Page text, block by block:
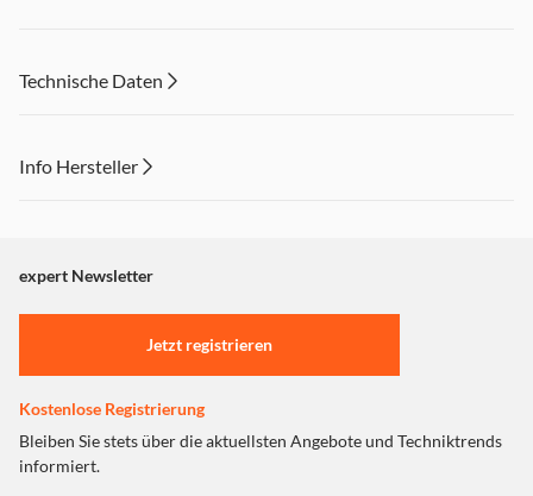
Technische Daten
Info Hersteller
"Marketing".
Einstellungen anpassen
expert Newsletter
Jetzt registrieren
Kostenlose Registrierung
Bleiben Sie stets über die aktuellsten Angebote und Techniktrends
informiert.